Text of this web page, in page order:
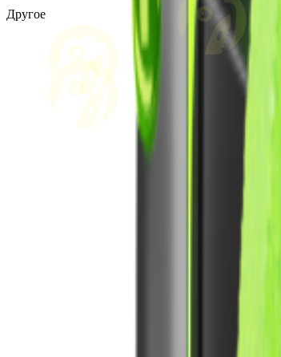
Другое